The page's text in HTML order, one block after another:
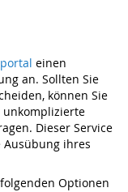
einen
an. Sollten Sie
können Sie
unkomplizierte
Dieser Service
Ausübung ihres
Optionen